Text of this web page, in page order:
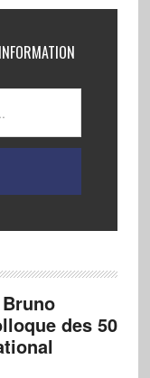
des 50